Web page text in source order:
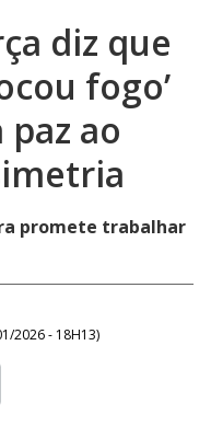
diz que
fogo’
ao
promete trabalhar
2026 - 18H13)